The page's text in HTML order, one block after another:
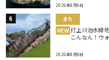
2026年8月6日
まち
NEW 打上川治水緑
こんなん！ウ
2026年8月8日